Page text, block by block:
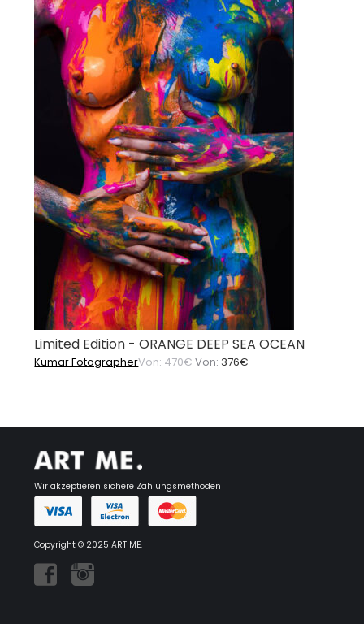
Limited Edition - ORANGE DEEP SEA OCEAN
Kumar FotographerVon:470€Von: 376€
Wir akzeptieren sichere Zahlungsmethoden
Copyright © 2025 ART ME.